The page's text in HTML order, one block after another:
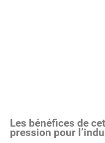
Les bénéfices de
pression pour